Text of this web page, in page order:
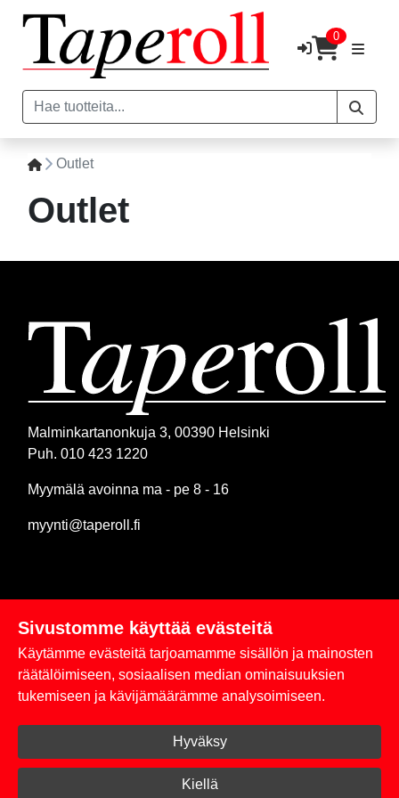
0
Outlet
Outlet
Malminkartanonkuja 3, 00390 Helsinki
Puh. 010 423 1220
Myymälä avoinna ma - pe 8 - 16
myynti@taperoll.fi
Linkit
Rekisteriseloste
Toimitus- ja maksuehdot
Kirjaudu sisään
Sivustomme käyttää evästeitä
Käytämme evästeitä tarjoamamme sisällön ja mainosten
räätälöimiseen, sosiaalisen median ominaisuuksien
tukemiseen ja kävijämäärämme analysoimiseen.
Hyväksy
Kiellä